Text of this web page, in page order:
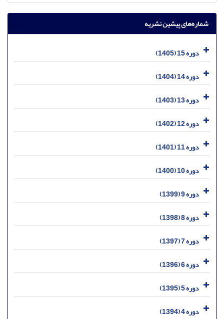
شماره‌های پیشین نشریه
دوره 15 (1405)
دوره 14 (1404)
دوره 13 (1403)
دوره 12 (1402)
دوره 11 (1401)
دوره 10 (1400)
دوره 9 (1399)
دوره 8 (1398)
دوره 7 (1397)
دوره 6 (1396)
دوره 5 (1395)
دوره 4 (1394)